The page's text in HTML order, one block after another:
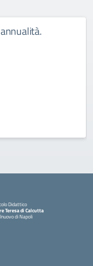
Didattico
Teresa di Calcutta
di Napoli
la pagina iniziale della scuola